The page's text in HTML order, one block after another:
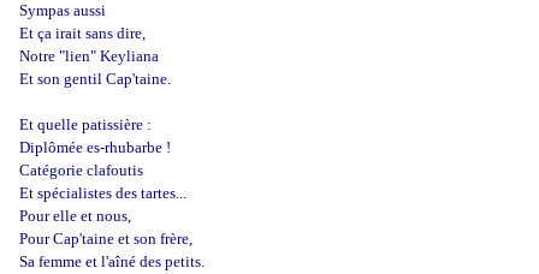
Sympas aussi
Et ça irait sans dire,
Notre "lien" Keyliana
Et son gentil Cap'taine.
Et quelle patissière :
Diplômée es-rhubarbe !
Catégorie clafoutis
Et spécialistes des tartes...
Pour elle et nous,
Pour Cap'taine et son frère,
Sa femme et l'aîné des petits.